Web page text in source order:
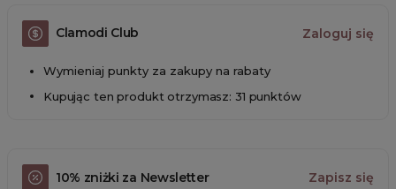
Clamodi Club Zaloguj się
Wymieniaj punkty za zakupy na rabaty
Kupując ten produkt otrzymasz: 31 punktów
10% zniżki za Newsletter Zapisz się